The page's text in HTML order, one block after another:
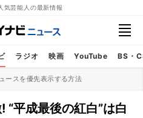
気芸能人の最新情報
ラジオ 映画 YouTube BS・
ースを優先表示する方法
“平成最後の紅白”は白